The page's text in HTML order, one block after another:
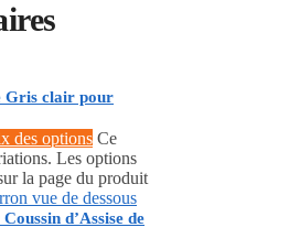
Gris clair pour
des options Ce
Les options
la page du produit
d’Assise de